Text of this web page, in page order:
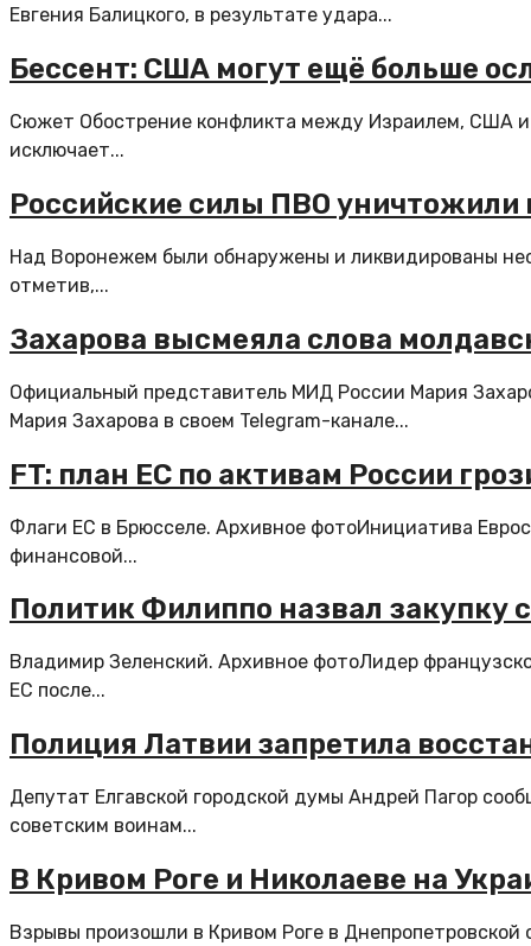
Евгения Балицкого, в результате удара...
Бессент: США могут ещё больше
Сюжет Обострение конфликта между Израилем, США
исключает...
Российские силы ПВО
Над Воронежем были обнаружены и ликвидированы
отметив,...
Захарова высмеяла слова
Официальный представитель МИД России Мария
Мария Захарова в своем Telegram-канале...
FT: план ЕС по активам России
Флаги ЕС в Брюсселе. Архивное фотоИнициатива
финансовой...
Политик Филиппо назвал закупку
Владимир Зеленский. Архивное фотоЛидер
ЕС после...
Полиция Латвии запретила
Депутат Елгавской городской думы Андрей Пагор
советским воинам...
В Кривом Роге и Николаеве на
Взрывы произошли в Кривом Роге в